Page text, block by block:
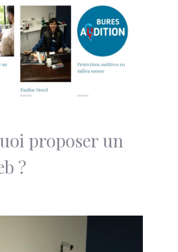
proposer un
?